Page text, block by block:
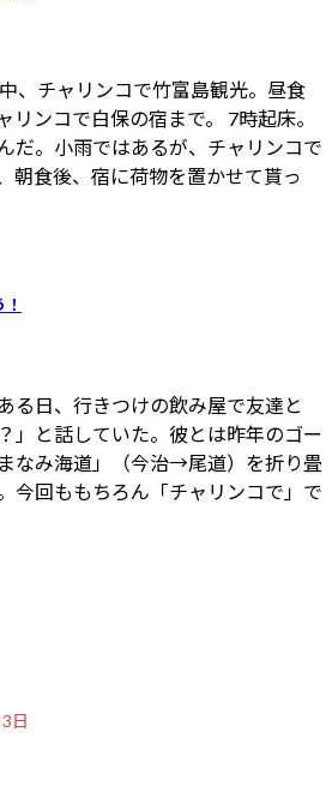
、チャリンコで竹富島観光。昼食
リンコで白保の宿まで。 7時起床。
だ。小雨ではあるが、チャリンコで
朝食後、宿に荷物を置かせて貰っ
る日、行きつけの飲み屋で友達と
」と話していた。彼とは昨年のゴー
なみ海道」（今治→尾道）を折り畳
今回ももちろん「チャリンコで」で
日